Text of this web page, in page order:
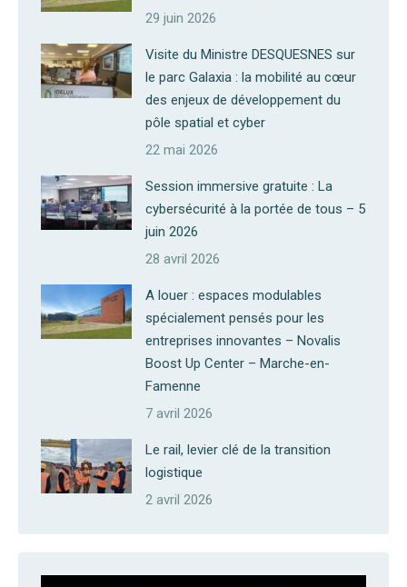
29 juin 2026
Visite du Ministre DESQUESNES sur
le parc Galaxia : la mobilité au cœur
des enjeux de développement du
pôle spatial et cyber
22 mai 2026
Session immersive gratuite : La
cybersécurité à la portée de tous – 5
juin 2026
28 avril 2026
A louer : espaces modulables
spécialement pensés pour les
entreprises innovantes – Novalis
Boost Up Center – Marche-en-
Famenne
7 avril 2026
Le rail, levier clé de la transition
logistique
2 avril 2026